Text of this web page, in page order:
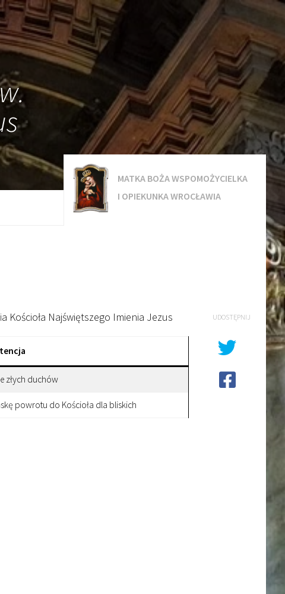
MATKA BOŻA WSPOMOŻYCIELKA
I OPIEKUNKA WROCŁAWIA
Kościoła Najświętszego Imienia Jezus
złych duchów
powrotu do Kościoła dla bliskich
UDOSTĘPNIJ